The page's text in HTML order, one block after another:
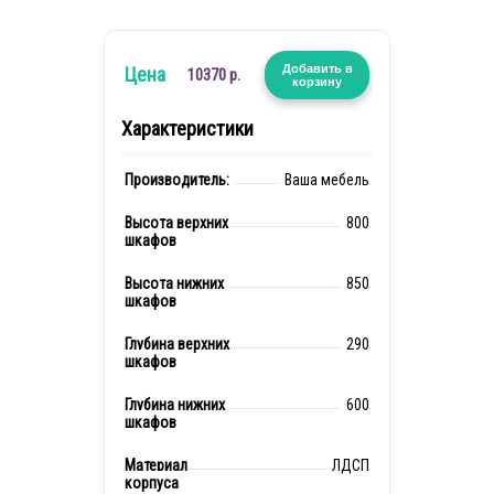
Цена 10370 р.
Добавить в
корзину
Характеристики
Производитель: Ваша мебель
Высота верхних
шкафов
800
Высота нижних
шкафов
850
Глубина верхних
шкафов
290
Глубина нижних
шкафов
600
Материал
корпуса
ЛДСП